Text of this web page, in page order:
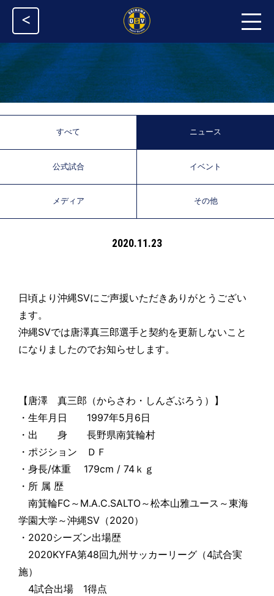
<
すべて ニュース
公式試合 イベント
メディア その他
2020.11.23
日頃より沖縄SVにご声援いただきありがとうござい
ます。
沖縄SVでは唐澤真三郎選手と契約を更新しないこと
になりましたのでお知らせします。
【唐澤 真三郎（からさわ・しんざぶろう）】
・生年月日 1997年5月6日
・出 身 長野県南箕輪村
・ポジション ＤＦ
・身長/体重 179cm / 74ｋｇ
・所 属 歴
南箕輪FC～M.A.C.SALTO～松本山雅ユース～東海
学園大学～沖縄SV（2020）
・2020シーズン出場歴
2020KYFA第48回九州サッカーリーグ（4試合実
施）
4試合出場 1得点